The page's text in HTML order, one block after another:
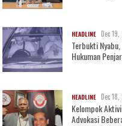
HEADLINE Dec 19,
Terbukti
Hukuman
HEADLINE Dec 18,
Kelompok
Advokasi